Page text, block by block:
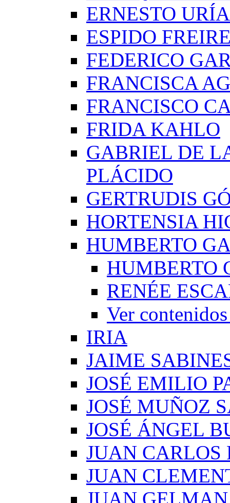
ERNESTO URÍA
ESPIDO
FEDERICO
FRANCISCA
FRANCISCO
FRIDA KAHLO
GABRIEL DE
PLÁCIDO
GERTRUDIS
HORTENSIA
HUMBERTO
HUMBERTO
RENÉE
Ver
IRIA
JAIME
JOSÉ EMILIO
JOSÉ MUÑOZ
JOSÉ ÁNGEL
JUAN CARLOS
JUAN
JUAN GELMAN